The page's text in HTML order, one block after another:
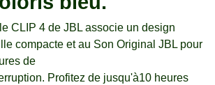
CLIP 4 de JBL associe un design
compacte et au Son Original JBL pour
de
Profitez de jusqu'à10 heures